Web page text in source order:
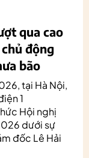
qua cao
động
bão
tại Hà Nội,
1
Hội nghị
dưới sự
đốc Lê Hải